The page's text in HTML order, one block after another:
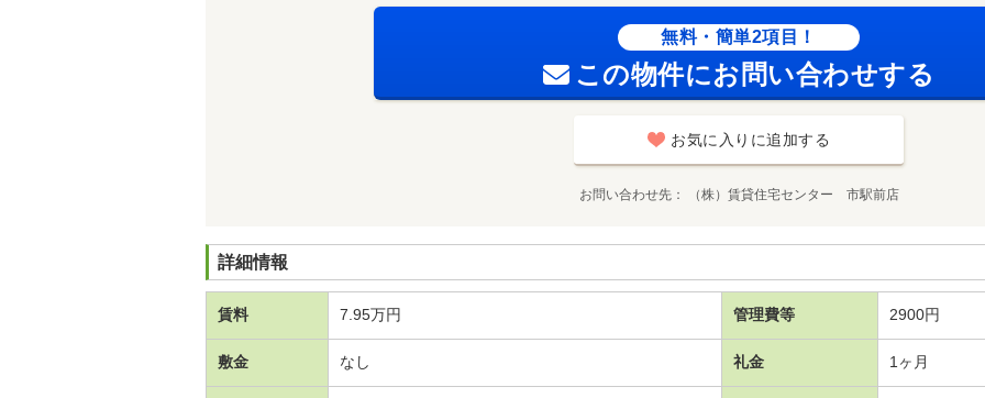
無料・簡単2項目！
この物件にお問い合わせする
お気に入りに追加する
お問い合わせ先 （株）賃貸住宅センター 市駅前店
詳細情報
賃料 7.95万円 管理費等 2900円
敷金 なし 礼金 1ヶ月